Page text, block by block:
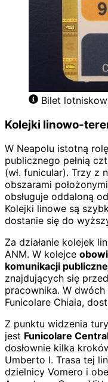
Bilet
Kolejki linowo-
W Neapolu istotną
publicznego pełnią
(wł. funicular). Trzy z
obszarami
obsługuje oddaloną
Kolejki linowe są
dostanie się do
Za działanie kolejek
ANM. W kolejce
komunikacji
znajdujących się
pracownika. W dwóch
Funicolare Chiaia,
Z punktu widzenia
jest Funicolare
dosłownie kilka
Umberto I. Trasa tej
dzielnicy Vomero i